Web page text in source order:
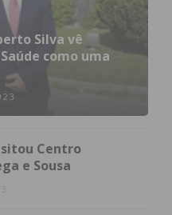
Silva vê
como uma
Centro
e Sousa